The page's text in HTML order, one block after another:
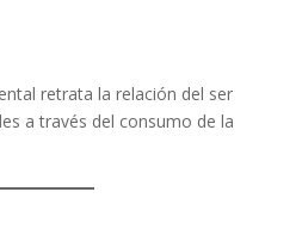
retrata la relación del ser
a través del consumo de la